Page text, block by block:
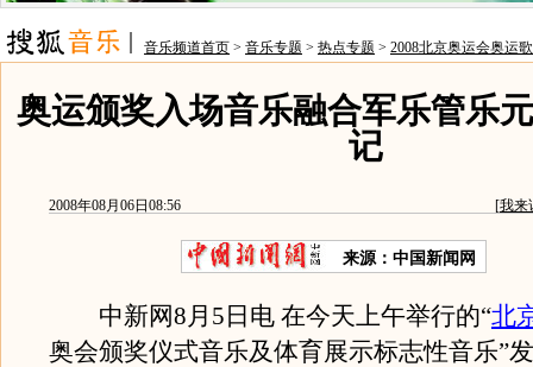
音乐频道首页 > 音乐专题 > 热点专题 > 2008北京奥运会奥运
奥运颁奖入场音乐融合军乐管乐
记
2008年08月06日08:56 [我来
来源：中国新闻网
中新网8月5日电 在今天上午举行的“北
奥会颁奖仪式音乐及体育展示标志性音乐”